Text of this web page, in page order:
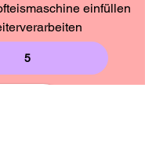
einfüllen
5